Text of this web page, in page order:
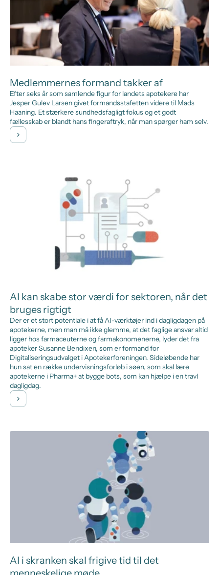
Medlemmernes formand takker af
Efter seks år som samlende figur for landets apotekere har
Jesper Gulev Larsen givet formandsstafetten videre til Mads
Haaning. Et stærkere sundhedsfagligt fokus og et godt
fællesskab er blandt hans fingeraftryk, når man spørger ham selv.
AI kan skabe stor værdi for sektoren, når det
bruges rigtigt
Der er et stort potentiale i at få AI-værktøjer ind i dagligdagen på
apotekerne, men man må ikke glemme, at det faglige ansvar altid
ligger hos farmaceuterne og farmakonomenerne, lyder det fra
apoteker Susanne Bendixen, som er formand for
Digitaliseringsudvalget i Apotekerforeningen. Sideløbende har
hun sat en række undervisningsforløb i søen, som skal lære
apotekerne i Pharma+ at bygge bots, som kan hjælpe i en travl
dagligdag.
AI i skranken skal frigive tid til det